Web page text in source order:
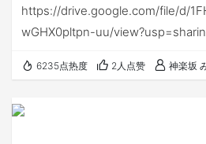
https://drive.google.com/file/d/
wGHX0pltpn-uu/
Onedrive分享： https://cokemine-
6235点热度 2人点赞 神楽坂